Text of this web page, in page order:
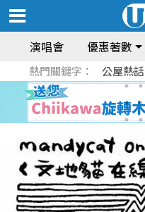
演唱會 優惠著數
熱門關鍵字： 公屋熱話